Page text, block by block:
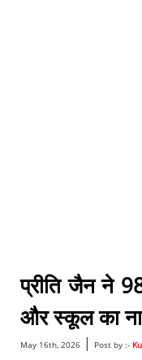
प्रीति जैन ने
और स्कूल का
May 16th, 2026| Post by :-